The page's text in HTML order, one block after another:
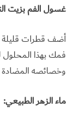
غسول الفم بزيت
أضف قطرات قليلة
فمك بهذا المحلول
وخصائصه المضادة
ماء الزهر الطبيعي: